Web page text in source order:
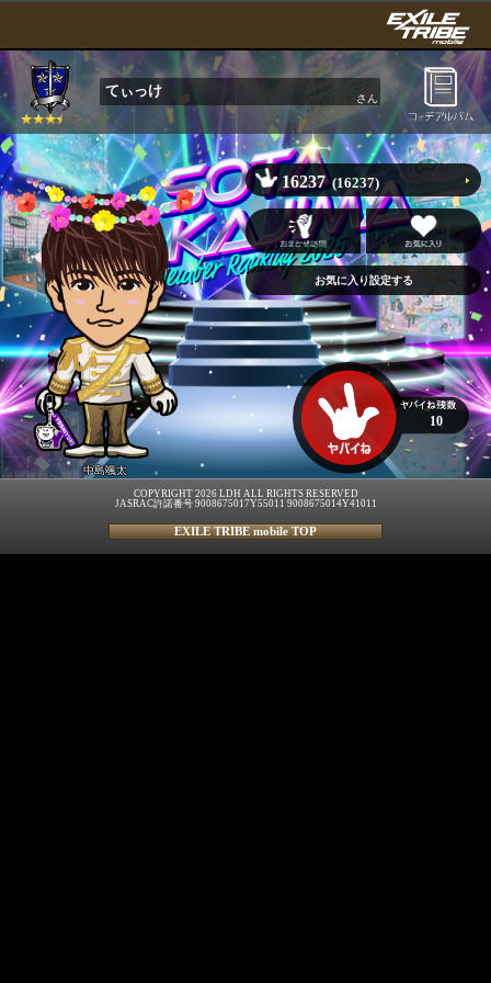
てぃっけ さん
中島颯太
16237 (16237)
10
COPYRIGHT 2026 LDH ALL RIGHTS RESERVED
JASRAC許諾番号 9008675017Y55011 9008675014Y41011
EXILE TRIBE mobile TOP